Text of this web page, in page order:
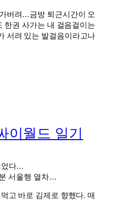
버려…금방 퇴근시간이 오
권 사가는 내 걸음걸이는
서려 있는 발걸음이라고나
이월드 일기
었다…
서울행 열차…
고 바로 김제로 향했다. 매